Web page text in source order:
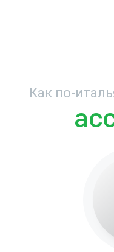
Как по-